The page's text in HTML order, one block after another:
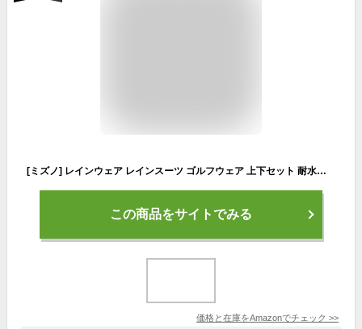
[ミズノ] レインウェア レインスーツ ゴルフウェア 上下セット 耐水圧15,000mm 撥水加工 52MG6A01 メンズ ブラック XL
この商品をサイトでみる
価格と在庫をAmazonでチェック >>